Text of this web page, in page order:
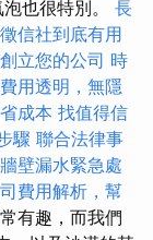
也很特別。 長
徵信社到底有用
立您的公司 時
用透明，無隱
成本 找值得信
驟 聯合法律事
牆壁漏水緊急處
費用解析，幫
有趣，而我們